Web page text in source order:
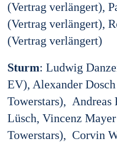
(Vertrag verlängert),
(Vertrag verlängert),
(Vertrag verlängert)
Sturm: Ludwig
EV), Alexander
Towerstars), Andreas
Lüsch, Vincenz
Towerstars), Corvin